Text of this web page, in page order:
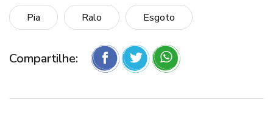
Pia Ralo Esgoto
Compartilhe: